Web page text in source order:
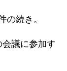
続き。
議に参加す